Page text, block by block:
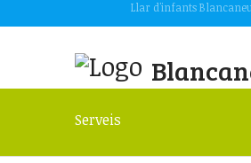
Llar d'infants
Serveis